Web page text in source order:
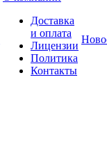
Доставка
и оплата
Лицензии
Политика
Контакты